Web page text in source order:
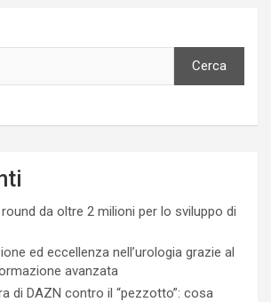
Cerca
da oltre 2 milioni per lo sviluppo di
ed eccellenza nell’urologia grazie al
avanzata
di DAZN contro il “pezzotto”: cosa